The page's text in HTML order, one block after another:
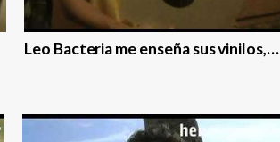
Leo Bacteria me enseña sus vinilos,…